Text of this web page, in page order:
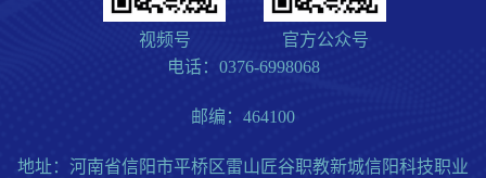
官方公众号
视频号
电话：0376-6998068
邮编：464100
地址：河南省信阳市平桥区雷山匠谷职教新城信阳科技职业